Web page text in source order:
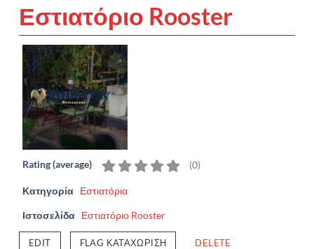
Εστιατόριο Rooster
Rating (average) (0)
Κατηγορία Εστιατόρια
Ιστοσελίδα Εστιατόριο Rooster
EDIT FLAG ΚΑΤΑΧΏΡΙΣΗ DELETE